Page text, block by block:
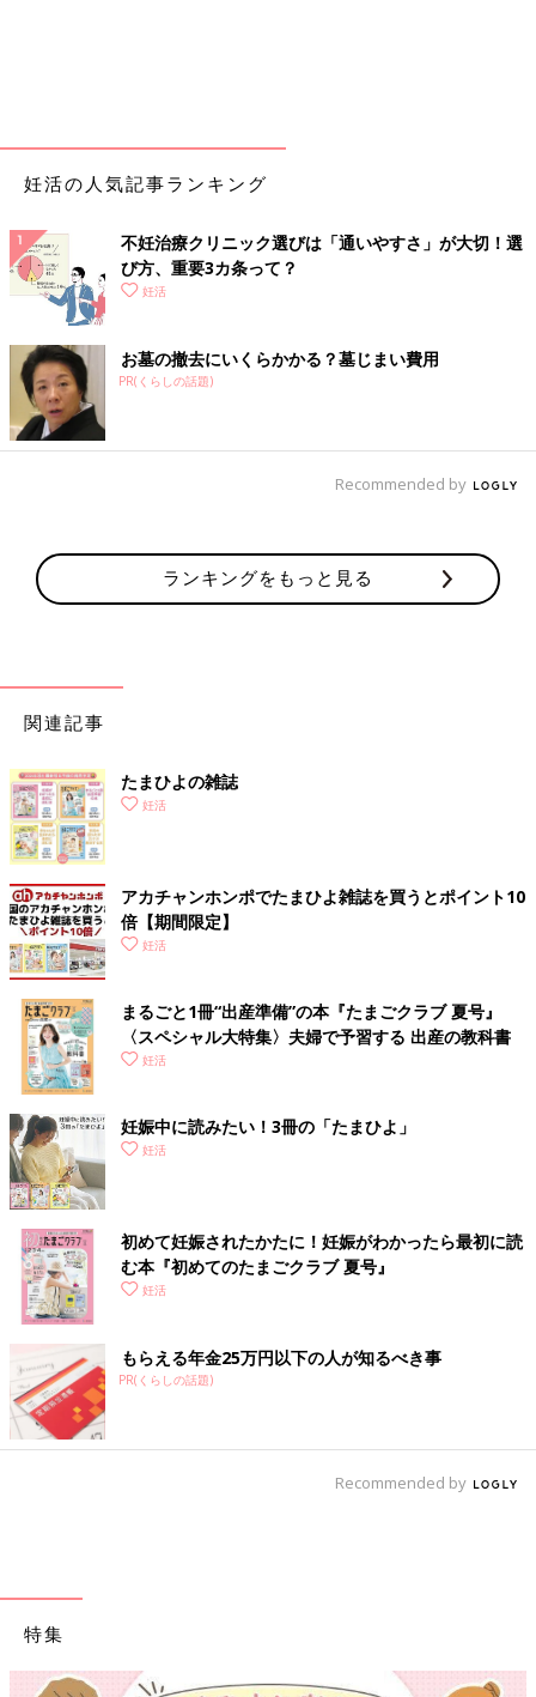
妊活の人気記事ランキング
不妊治療クリニック選びは「通いやすさ」が大切！選
び方、重要3カ条って？
妊活
お墓の撤去にいくらかかる？墓じまい費用
PR(くらしの話題)
Recommended by
ランキングをもっと見る
関連記事
たまひよの雑誌
妊活
アカチャンホンポでたまひよ雑誌を買うとポイント10
倍【期間限定】
妊活
まるごと1冊“出産準備”の本『たまごクラブ 夏号』
〈スペシャル大特集〉夫婦で予習する 出産の教科書
妊活
妊娠中に読みたい！3冊の「たまひよ」
妊活
初めて妊娠されたかたに！妊娠がわかったら最初に読
む本『初めてのたまごクラブ 夏号』
妊活
もらえる年金25万円以下の人が知るべき事
PR(くらしの話題)
Recommended by
特集